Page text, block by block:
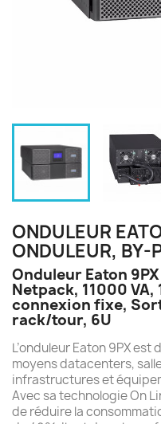
ONDULEUR
ONDULEUR, BY-
Onduleur Eaton
Netpack, 11000
connexion fixe,
rack/tour, 6U
L’onduleur Eaton 9PX
moyens datacenters,
infrastructures et
Avec sa technologie On
de réduire la